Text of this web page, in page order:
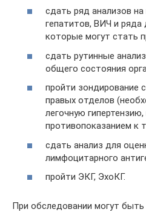
сдать ряд анализов
гепатитов, ВИЧ и ряда
которые могут стать
сдать рутинные
общего состояния
пройти зондирование
правых отделов
легочную
противопоказанием к
сдать анализ для
лимфоцитарного
пройти ЭКГ, ЭхоКГ.
При обследовании могут